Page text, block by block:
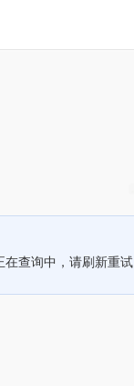
在查询中，请刷新重试